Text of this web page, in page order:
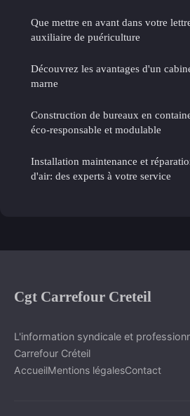
Que mettre en avant dans votre
auxiliaire de puériculture
Découvrez les avantages d'un
marne
Construction de bureaux en
éco-responsable et modulable
Installation maintenance et
d'air: des experts à votre service
Cgt Carrefour Creteil
L'information syndicale et
Carrefour Créteil
AccueilMentions légalesContact